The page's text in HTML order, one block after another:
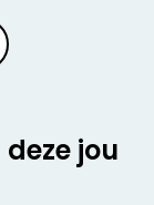
jou